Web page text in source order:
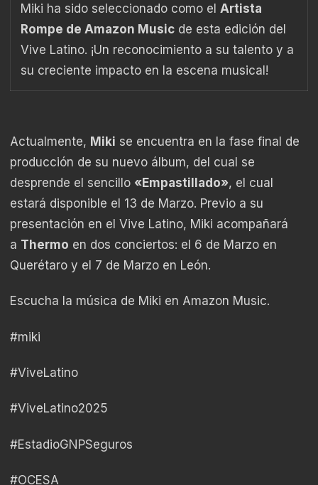
Miki ha sido seleccionado como el Artista
Rompe de Amazon Musicde esta edición del
Vive Latino. ¡Un reconocimiento a su talento y a
su creciente impacto en la escena musical!
Actualmente, Miki se encuentra en la fase final de
producción de su nuevo álbum, del cual se
desprende el sencillo «Empastillado», el cual
estará disponible el 13 de Marzo. Previo a su
presentación en el Vive Latino, Miki acompañará
a Thermo en dos conciertos: el 6 de Marzo en
Querétaro y el 7 de Marzo en León.
Escucha la música de Miki en Amazon Music.
#miki
#ViveLatino
#ViveLatino2025
#EstadioGNPSeguros
#OCESA